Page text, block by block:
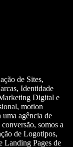
de Sites,
Identidade
Digital e
motion
agência de
somos a
de Logotipos,
Landing Pages de